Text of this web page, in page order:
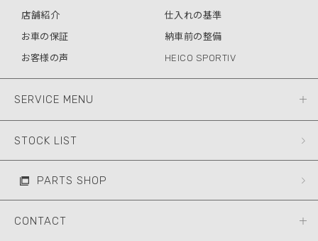
店舗紹介
仕入れの基準
お車の保証
納車前の整備
お客様の声
HEICO SPORTIV
SERVICE MENU
STOCK LIST
PARTS SHOP
CONTACT